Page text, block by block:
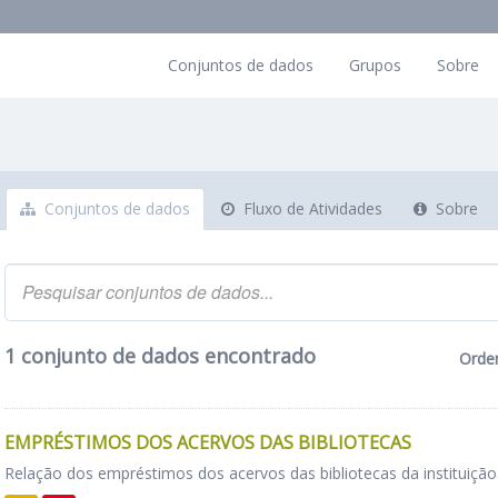
Conjuntos de dados Grupos Sobre
Conjuntos de dados Fluxo de Atividades Sobre
1 conjunto de dados encontrado
EMPRÉSTIMOS DOS ACERVOS DAS BIBLIOTECAS
Relação dos empréstimos dos acervos das bibliotecas da instituição.